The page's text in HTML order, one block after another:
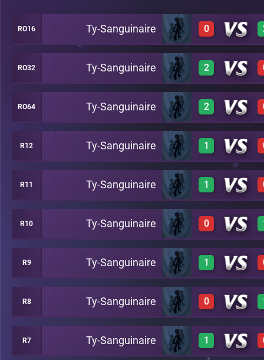
RO16 Ty-Sanguinaire 0
0 C24
0 C23
C20
RO32 Ty-Sanguinaire 2
1 C28
1 C20
C21
RO64 Ty-Sanguinaire 2
1 C26
1 C18
C19
R12 Ty-Sanguinaire 1
1 C19
R11 Ty-Sanguinaire 1
1 C21
R10 Ty-Sanguinaire 0
0 C18
R9 Ty-Sanguinaire 1
1 C29
R8 Ty-Sanguinaire 0
0 C28
R7 Ty-Sanguinaire 1